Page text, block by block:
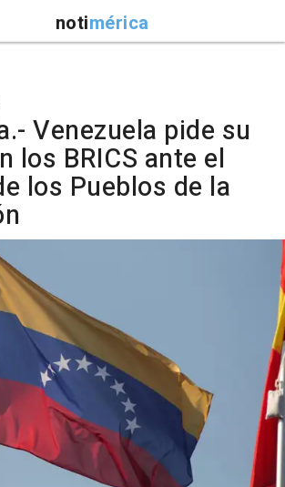
notimérica
Venezuela pide su
los BRICS ante el
los Pueblos de la